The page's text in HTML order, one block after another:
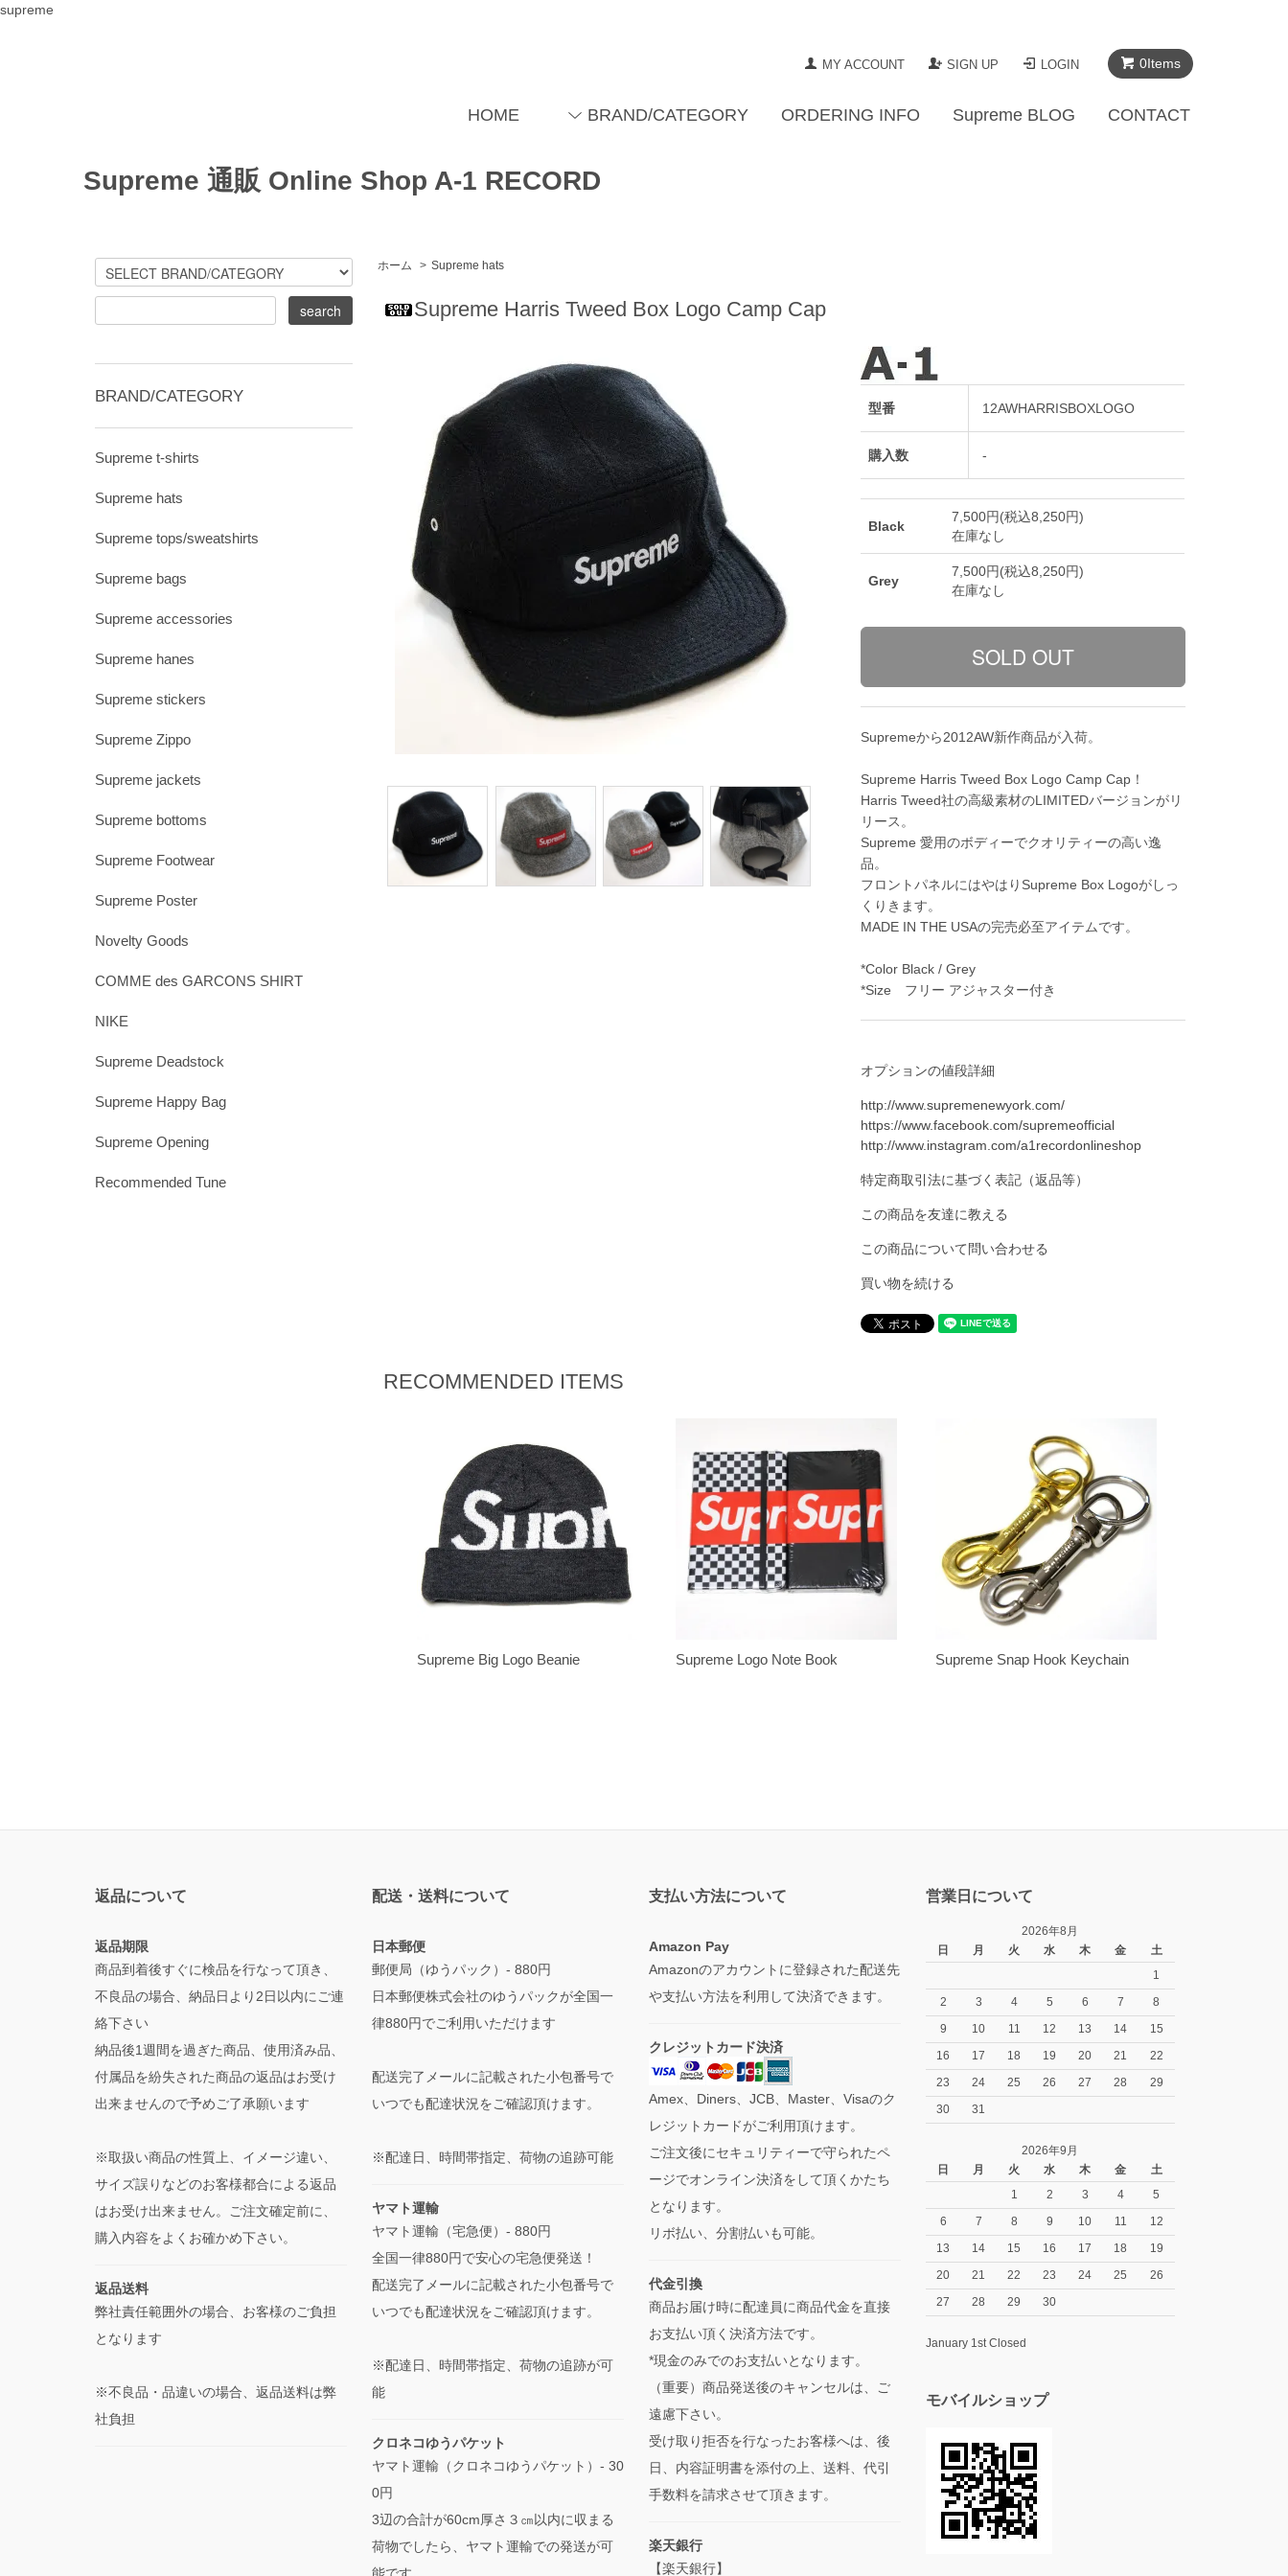
supreme
0Items
MY ACCOUNT SIGN UP LOGIN
HOME BRAND/CATEGORY ORDERING INFO Supreme BLOG CONTACT
Supreme 通販 Online Shop A-1 RECORD
ホーム > Supreme hats
Supreme Harris Tweed Box Logo Camp Cap
型番 12AWHARRISBOXLOGO
購入数 -
Black
7,500円(税込8,250円)
在庫なし
Grey
7,500円(税込8,250円)
在庫なし
Supremeから2012AW新作商品が入荷。
Supreme Harris Tweed Box Logo Camp Cap！
Harris Tweed社の高級素材のLIMITEDバージョンがリ
リース。
Supreme 愛用のボディーでクオリティーの高い逸
品。
フロントパネルにはやはりSupreme Box Logoがしっ
くりきます。
MADE IN THE USAの完売必至アイテムです。
*Color Black / Grey
*Size フリー アジャスター付き
オプションの値段詳細
http://www.supremenewyork.com/
https://www.facebook.com/supremeofficial
http://www.instagram.com/a1recordonlineshop
特定商取引法に基づく表記（返品等）
この商品を友達に教える
この商品について問い合わせる
買い物を続ける
RECOMMENDED ITEMS
Supreme Big Logo Beanie Supreme Logo Note Book Supreme Snap Hook Keychain
BRAND/CATEGORY
Supreme t-shirts
Supreme hats
Supreme tops/sweatshirts
Supreme bags
Supreme accessories
Supreme hanes
Supreme stickers
Supreme Zippo
Supreme jackets
Supreme bottoms
Supreme Footwear
Supreme Poster
Novelty Goods
COMME des GARCONS SHIRT
NIKE
Supreme Deadstock
Supreme Happy Bag
Supreme Opening
Recommended Tune
返品について
返品期限
商品到着後すぐに検品を行なって頂き、
不良品の場合、納品日より2日以内にご連
絡下さい
納品後1週間を過ぎた商品、使用済み品、
付属品を紛失された商品の返品はお受け
出来ませんので予めご了承願います
※取扱い商品の性質上、イメージ違い、
サイズ誤りなどのお客様都合による返品
はお受け出来ません。ご注文確定前に、
購入内容をよくお確かめ下さい。
返品送料
弊社責任範囲外の場合、お客様のご負担
となります
※不良品・品違いの場合、返品送料は弊
社負担
配送・送料について
日本郵便
郵便局（ゆうパック）- 880円
日本郵便株式会社のゆうパックが全国一
律880円でご利用いただけます
配送完了メールに記載された小包番号で
いつでも配達状況をご確認頂けます。
※配達日、時間帯指定、荷物の追跡可能
ヤマト運輸
ヤマト運輸（宅急便）- 880円
全国一律880円で安心の宅急便発送！
配送完了メールに記載された小包番号で
いつでも配達状況をご確認頂けます。
※配達日、時間帯指定、荷物の追跡が可
能
クロネコゆうパケット
ヤマト運輸（クロネコゆうパケット）- 30
0円
3辺の合計が60cm厚さ３㎝以内に収まる
荷物でしたら、ヤマト運輸での発送が可
能です。
支払い方法について
Amazon Pay
Amazonのアカウントに登録された配送先
や支払い方法を利用して決済できます。
クレジットカード決済
Amex、Diners、JCB、Master、Visaのク
レジットカードがご利用頂けます。
ご注文後にセキュリティーで守られたペ
ージでオンライン決済をして頂くかたち
となります。
リボ払い、分割払いも可能。
代金引換
商品お届け時に配達員に商品代金を直接
お支払い頂く決済方法です。
*現金のみでのお支払いとなります。
（重要）商品発送後のキャンセルは、ご
遠慮下さい。
受け取り拒否を行なったお客様へは、後
日、内容証明書を添付の上、送料、代引
手数料を請求させて頂きます。
楽天銀行
【楽天銀行】
営業日について
2026年8月
日
月 火 水 木 金
土
1
2
3 4 5 6 7
8
9
10 11 12 13 14
15
16
17 18 19 20 21
22
23
24 25 26 27 28
29
30
31
2026年9月
日
月 火 水 木 金
土
1
2 3 4
5
6
7 8 9 10 11
12
13
14 15 16 17 18
19
20
21 22 23 24 25
26
27
28 29 30
January 1st Closed
モバイルショップ